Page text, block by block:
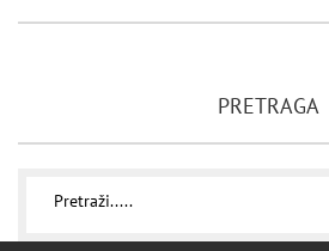
PRETRAGA